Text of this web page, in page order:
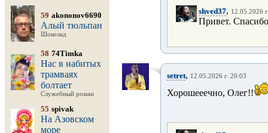
59 akononov6690
Алый тюльпан
Шоколад
58 74Timka
Нас в набитых
трамваях
болтает
Служебный роман
55 spivak
На Азовском
море
shved37, 12.05.2026
Привет. Спасибо
setret, 12.05.2026 г. 20:03
Хорошееечно, Олег!!